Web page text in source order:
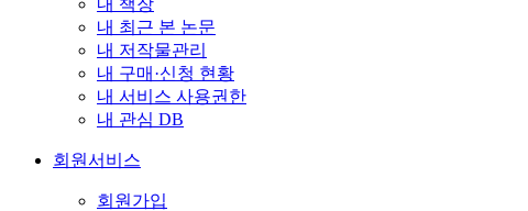
내 책장
내 최근 본 논문
내 저작물관리
내 구매·신청 현황
내 서비스 사용권한
내 관심 DB
회원서비스
회원가입